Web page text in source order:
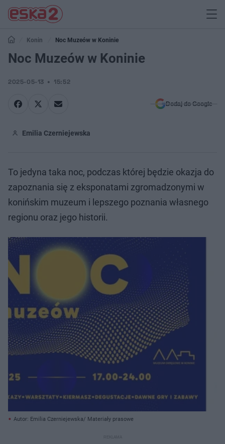
Konin Noc Muzeów w Koninie
Noc Muzeów w Koninie
2025-05-13 15:52
Dodaj do Google
Emilia Czerniejewska
To jedyna taka noc, podczas której będzie okazja do
zapoznania się z eksponatami zgromadzonymi w
konińskim muzeum i lepszego poznania własnego
regionu oraz jego historii.
Autor: Emilia Czerniejewska/ Materiały prasowe